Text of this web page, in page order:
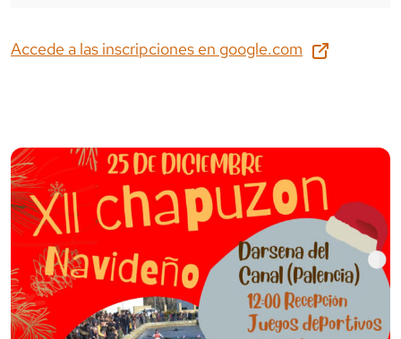
Accede a las inscripciones en google.com